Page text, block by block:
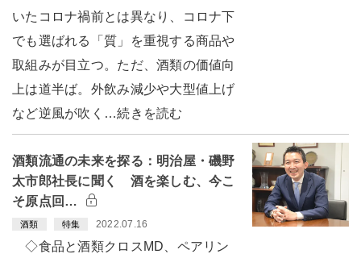
いたコロナ禍前とは異なり、コロナ下
でも選ばれる「質」を重視する商品や
取組みが目立つ。ただ、酒類の価値向
上は道半ば。外飲み減少や大型値上げ
など逆風が吹く…続きを読む
酒類流通の未来を探る：明治屋・磯野
太市郎社長に聞く 酒を楽しむ、今こ
そ原点回…
酒類 特集 2022.07.16
◇食品と酒類クロスMD、ペアリン